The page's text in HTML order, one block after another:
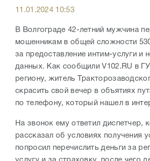
11.01.2024 10:53
В Волгограде 42-летний мужчина
мошенникам в общей сложности
за предоставление интим-услуги и
данных. Как сообщили V102.RU в
региону, житель
скрасить свой вечер в объятиях
по телефону, который нашел в
На звонок ему ответил диспетчер,
рассказал об условиях получения
попросил перечислить деньги за